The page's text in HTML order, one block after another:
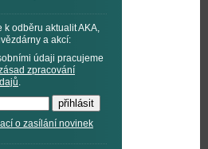
k odběru aktualit AKA,
a akcí:
údaji pracujeme
zpracování
.
o zasílání novinek